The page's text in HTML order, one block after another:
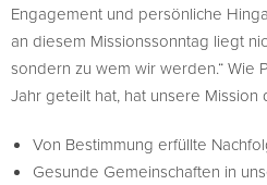
Engagement und persönliche
an diesem Missionssonntag liegt
sondern zu wem wir werden.“ Wie
Jahr geteilt hat, hat unsere
Von Bestimmung erfüllte
Gesunde Gemeinschaften in